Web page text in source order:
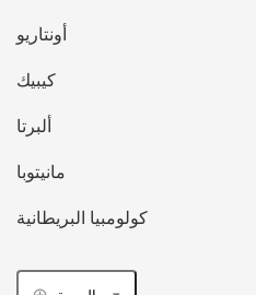
أونتاريو
كيبيك
ألبرتا
مانيتوبا
كولومبيا البريطانية